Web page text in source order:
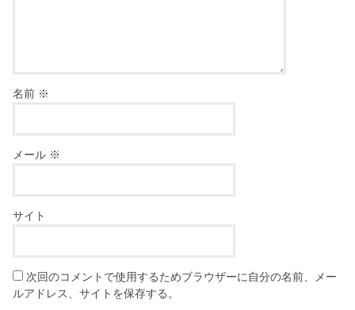
名前 ※
メール ※
サイト
次回のコメントで使用するためブラウザーに自分の名前、メー
ルアドレス、サイトを保存する。